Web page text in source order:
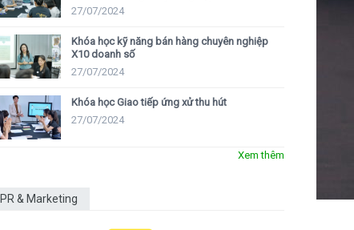
27/07/2024
Khóa học kỹ năng bán hàng chuyên nghiệp
X10 doanh số
27/07/2024
Khóa học Giao tiếp ứng xử thu hút
27/07/2024
Xem thêm
PR & Marketing